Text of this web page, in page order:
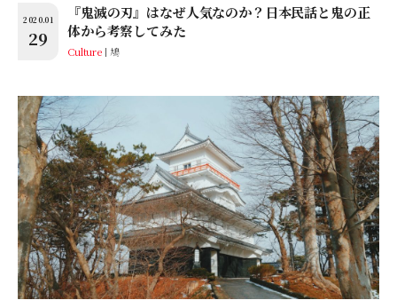
2020.01
29
『鬼滅の刃』はなぜ人気なのか？日本民話と鬼の正
体から考察してみた
Culture 鳩